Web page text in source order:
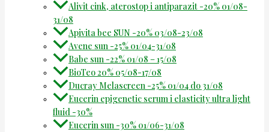
Alivit cink, aterostop i antiparazit -20% 01/08-
31/08
Apivita bee SUN -20% 03/08-23/08
Avene sun -25% 01/04-31/08
Babe sun -22% 01/08 – 15/08
BioTeo 20% 05/08-17/08
Ducray Melascreen -25% 01/04 do 31/08
Eucerin epigenetic serum i elasticity ultra light
fluid -30%
Eucerin sun -30% 01/06-31/08